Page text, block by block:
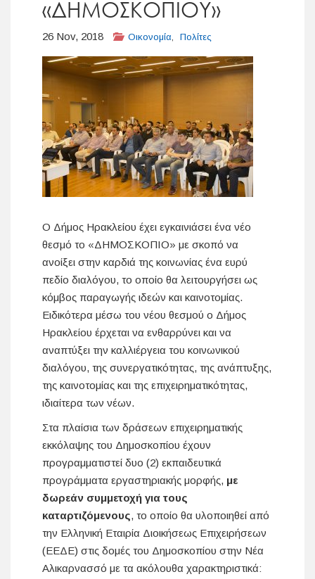
«ΔΗΜΟΣΚΟΠΙΟΥ»
26 Nov, 2018 Οικονομία Πολίτες
Ο Δήμος Ηρακλείου έχει εγκαινιάσει ένα νέο
θεσμό το «ΔΗΜΟΣΚΟΠΙΟ» με σκοπό να
ανοίξει στην καρδιά της κοινωνίας ένα ευρύ
πεδίο διαλόγου, το οποίο θα λειτουργήσει ως
κόμβος παραγωγής ιδεών και καινοτομίας.
Ειδικότερα μέσω του νέου θεσμού ο Δήμος
Ηρακλείου έρχεται να ενθαρρύνει και να
αναπτύξει την καλλιέργεια του κοινωνικού
διαλόγου, της συνεργατικότητας, της ανάπτυξης,
της καινοτομίας και της επιχειρηματικότητας,
ιδιαίτερα των νέων.
Στα πλαίσια των δράσεων επιχειρηματικής
εκκόλαψης του Δημοσκοπίου έχουν
προγραμματιστεί δυο (2) εκπαιδευτικά
προγράμματα εργαστηριακής μορφής, με
δωρεάν συμμετοχή για τους
καταρτιζόμενους, το οποίο θα υλοποιηθεί από
την Ελληνική Εταιρία Διοικήσεως Επιχειρήσεων
(ΕΕΔΕ) στις δομές του Δημοσκοπίου στην Νέα
Αλικαρνασσό με τα ακόλουθα χαρακτηριστικά: